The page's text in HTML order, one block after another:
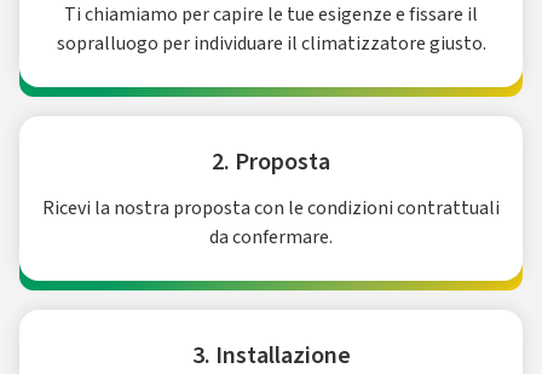
Ti chiamiamo per capire le tue esigenze e fissare il
sopralluogo per individuare il climatizzatore giusto.
2. Proposta
Ricevi la nostra proposta con le condizioni contrattuali
da confermare.
3. Installazione